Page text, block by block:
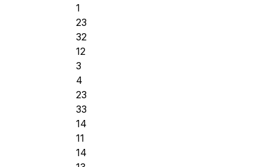
1
23
32
12
3
4
23
33
14
11
14